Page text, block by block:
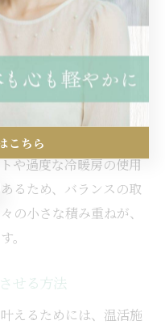
フによるカウンセリン
慣を細かくチェック
スや施術プランを提案
じて、自分の冷え性の
知ることができます。
や過度な冷暖房の使用
るため、バランスの取
の小さな積み重ねが、
。
せる方法
えるためには、温活施
こちら
こちら